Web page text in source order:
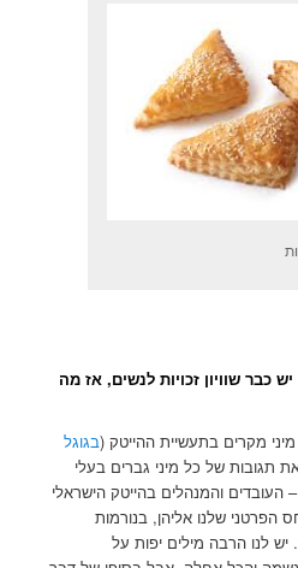
כבר שוויון זכויות לנשים, אז מה
מקרים בתעשיית ההייטק (בגוגל
תגובות של כל מיני גברים בעלי
העובדים והמנהלים בהייטק הישראלי
הפרטני שלנו אליהן, בנורמות
יש לנו הרבה מילים יפות על